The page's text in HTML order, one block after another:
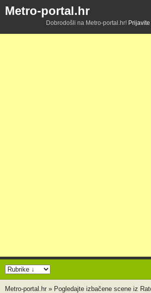
Metro-portal.hr
Dobrodošli na Metro-portal.hr! Prijavite
Metro-portal.hr » Pogledajte izbačene scene iz